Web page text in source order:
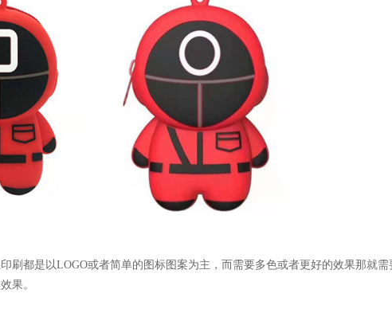
刷都是以LOGO或者简单的图标图案为主，而需要多色或者更好的效果那就需
果。